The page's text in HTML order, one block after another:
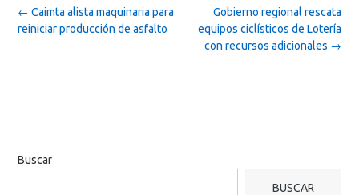
Post
navigation
Gobierno regional rescata
equipos ciclísticos de Lotería
con recursos adicionales →
← Caimta alista maquinaria para
reiniciar producción de asfalto
Buscar
BUSCAR